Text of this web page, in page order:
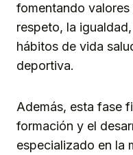
fomentando
respeto, la
hábitos de vida
deportiva.
Además, esta fase
formación y el
especializado en la